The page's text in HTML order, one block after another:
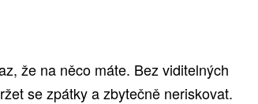
že na něco máte. Bez viditelných
se zpátky a zbytečně neriskovat.